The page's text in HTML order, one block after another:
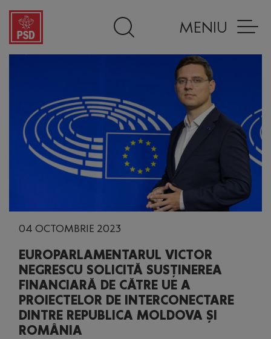
MENIU
04 OCTOMBRIE 2023
EUROPARLAMENTARUL VICTOR
NEGRESCU SOLICITĂ SUSȚINEREA
FINANCIARĂ DE CĂTRE UE A
PROIECTELOR DE INTERCONECTARE
DINTRE REPUBLICA MOLDOVA ȘI
ROMÂNIA